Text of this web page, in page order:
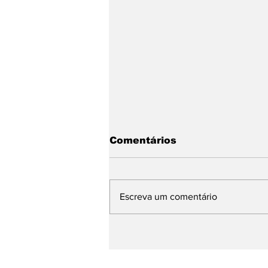
Comentários
Escreva um comentário